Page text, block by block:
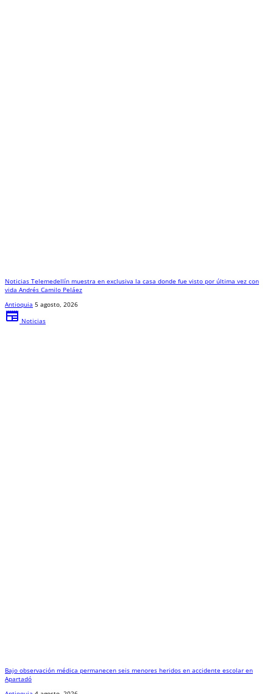
Noticias Telemedellín muestra en exclusiva la casa donde fue visto por última vez con
vida Andrés Camilo Peláez
Antioquia 5 agosto, 2026
newspaper Noticias
Bajo observación médica permanecen seis menores heridos en accidente escolar en
Apartadó